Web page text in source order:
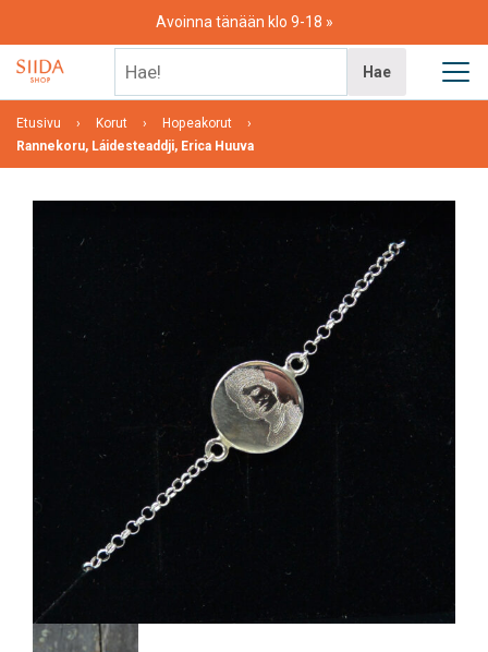
content
Avoinna tänään klo 9-18
Hae
Etusivu Korut
Hopeakorut
Rannekoru, Láidesteaddji, Erica Huuva